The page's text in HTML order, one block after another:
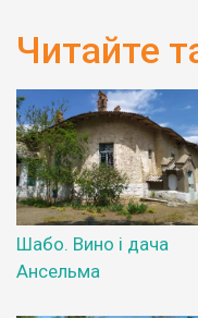
Читайте
Шабо. Вино і дача
Ансельма